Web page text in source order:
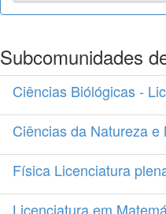
Subcomunidades
Ciências Biólógicas -
Ciências da Natureza e
Física Licenciatura
Licenciatura em